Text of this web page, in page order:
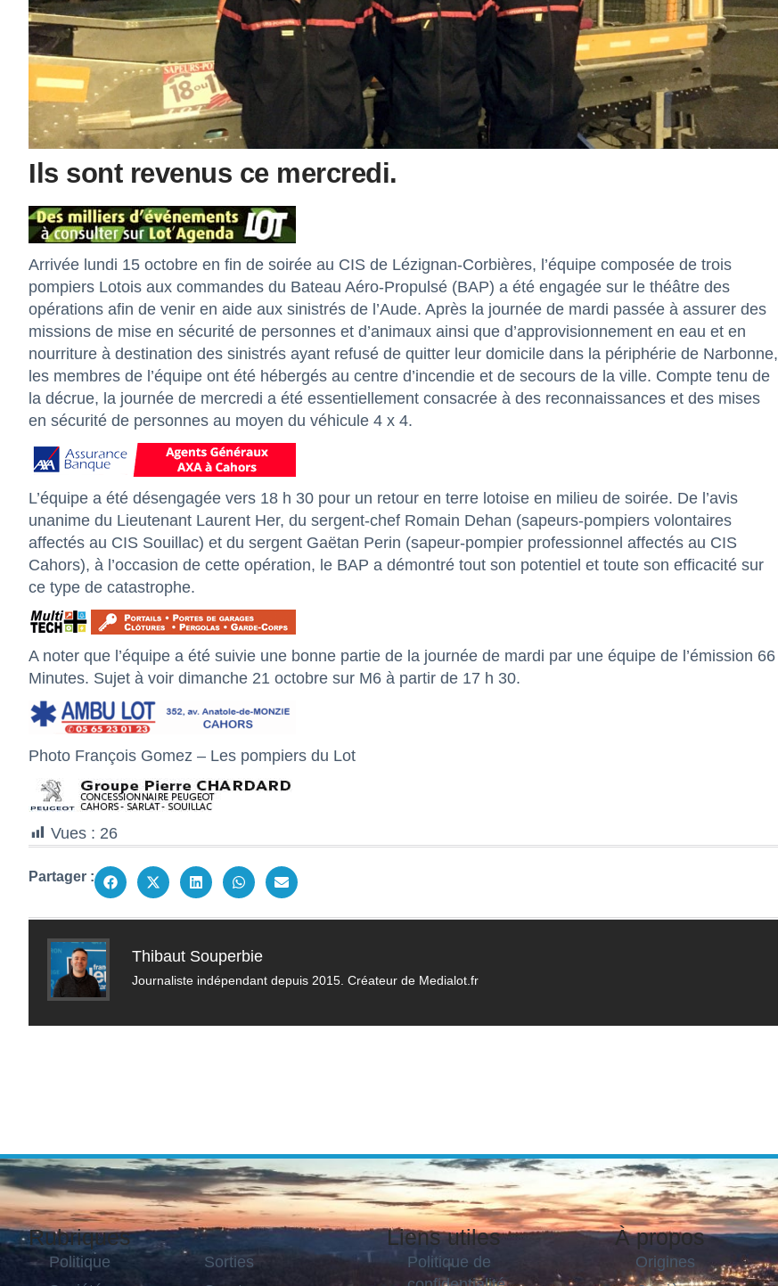
Ils sont revenus ce mercredi.
Arrivée lundi 15 octobre en fin de soirée au CIS de Lézignan-Corbières, l’équipe composée de trois
pompiers Lotois aux commandes du Bateau Aéro-Propulsé (BAP) a été engagée sur le théâtre des
opérations afin de venir en aide aux sinistrés de l’Aude. Après la journée de mardi passée à assurer des
missions de mise en sécurité de personnes et d’animaux ainsi que d’approvisionnement en eau et en
nourriture à destination des sinistrés ayant refusé de quitter leur domicile dans la périphérie de Narbonne,
les membres de l’équipe ont été hébergés au centre d’incendie et de secours de la ville. Compte tenu de
la décrue, la journée de mercredi a été essentiellement consacrée à des reconnaissances et des mises
en sécurité de personnes au moyen du véhicule 4 x 4.
L’équipe a été désengagée vers 18 h 30 pour un retour en terre lotoise en milieu de soirée. De l’avis
unanime du Lieutenant Laurent Her, du sergent-chef Romain Dehan (sapeurs-pompiers volontaires
affectés au CIS Souillac) et du sergent Gaëtan Perin (sapeur-pompier professionnel affectés au CIS
Cahors), à l’occasion de cette opération, le BAP a démontré tout son potentiel et toute son efficacité sur
ce type de catastrophe.
A noter que l’équipe a été suivie une bonne partie de la journée de mardi par une équipe de l’émission 66
Minutes. Sujet à voir dimanche 21 octobre sur M6 à partir de 17 h 30.
Photo François Gomez – Les pompiers du Lot
Vues : 26
Partager :
Thibaut Souperbie
Journaliste indépendant depuis 2015. Créateur de Medialot.fr
Rubriques
Politique
Sorties
Liens utiles
Politique de
À propos
Origines